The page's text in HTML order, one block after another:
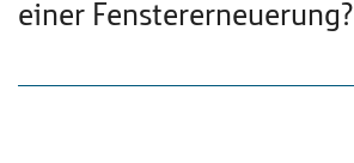
einer Fenstererneuerung?